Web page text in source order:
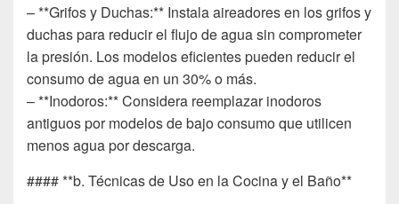
– **Grifos y Duchas:** Instala aireadores en los grifos y
duchas para reducir el flujo de agua sin comprometer
la presión. Los modelos eficientes pueden reducir el
consumo de agua en un 30% o más.
– **Inodoros:** Considera reemplazar inodoros
antiguos por modelos de bajo consumo que utilicen
menos agua por descarga.
#### **b. Técnicas de Uso en la Cocina y el Baño**